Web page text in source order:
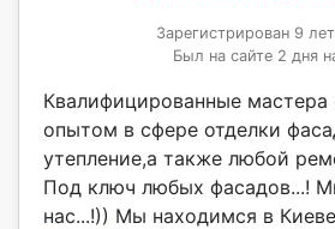
Зарегистрирован 9
Был на сайте 2 дня
Квалифицированные мастера
опытом в сфере отделки
утепление,а также любой
Под ключ любых фасадов...!
нас...!)) Мы находимся в